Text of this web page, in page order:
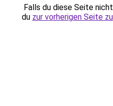
Falls du diese Seite
du zur vorherigen Seite